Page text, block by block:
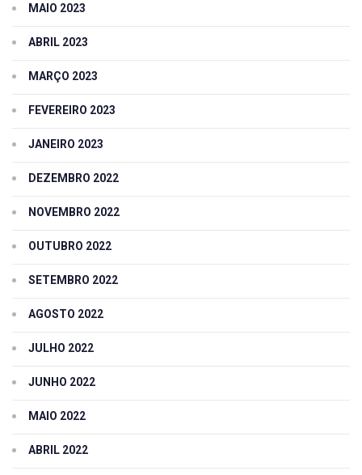
MAIO 2023
ABRIL 2023
MARÇO 2023
FEVEREIRO 2023
JANEIRO 2023
DEZEMBRO 2022
NOVEMBRO 2022
OUTUBRO 2022
SETEMBRO 2022
AGOSTO 2022
JULHO 2022
JUNHO 2022
MAIO 2022
ABRIL 2022